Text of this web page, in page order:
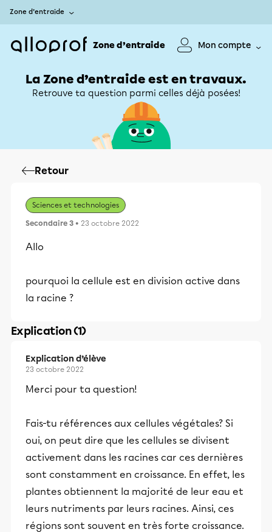
Zone d’entraide
Zone d’entraide Mon compte
La Zone d’entraide est en travaux.
Retrouve ta question parmi celles déjà posées!
Retour
Sciences et technologies
Secondaire 3 • 23 octobre 2022
Allo
pourquoi la cellule est en division active dans
la racine ?
Explication (1)
Explication d’élève
23 octobre 2022
Merci pour ta question!
Fais-tu références aux cellules végétales? Si
oui, on peut dire que les cellules se divisent
activement dans les racines car ces dernières
sont constamment en croissance. En effet, les
plantes obtiennent la majorité de leur eau et
leurs nutriments par leurs racines. Ainsi, ces
régions sont souvent en très forte croissance.